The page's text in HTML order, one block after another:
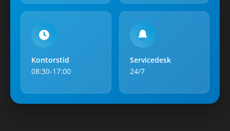
Kontorstid
08:30-17:00
Servicedesk
24/7